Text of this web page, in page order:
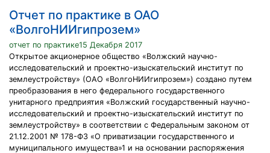
Отчет по практике в ОАО
«ВолгоНИИгипрозем»
отчет по практике15 Декабря 2017
Открытое акционерное общество «Волжский научно-
исследовательский и проектно-изыскательский институт по
землеустройству» (ОАО «ВолгоНИИгипрозем») создано путем
преобразования в него федерального государственного
унитарного предприятия «Волжский государственный научно-
исследовательский и проектно-изыскательский институт по
землеустройству» в соответствии с Федеральным законом от
21.12.2001 № 178-ФЗ «О приватизации государственного и
муниципального имущества»1 и на основании распоряжения